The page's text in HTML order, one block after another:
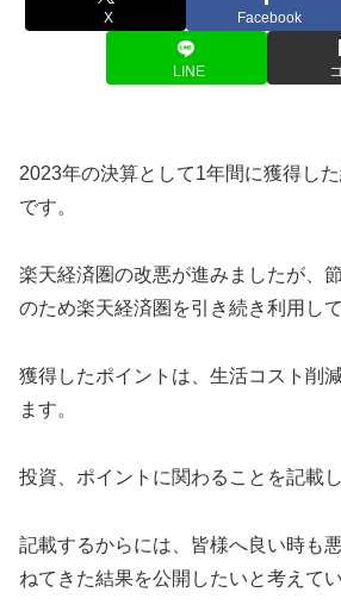
X Facebook
LINE
2023年の決算として1年間に獲得し
です。
楽天経済圏の改悪が進みましたが、
のため楽天経済圏を引き続き利用して
獲得したポイントは、生活コスト削
ます。
投資、ポイントに関わることを記載し
記載するからには、皆様へ良い時も
ねてきた結果を公開したいと考えてい